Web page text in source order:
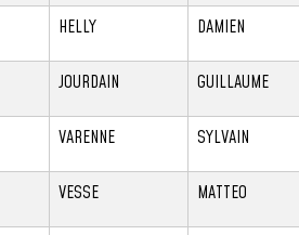
HELLY DAMIEN
JOURDAIN GUILLAUME
VARENNE SYLVAIN
VESSE MATTEO